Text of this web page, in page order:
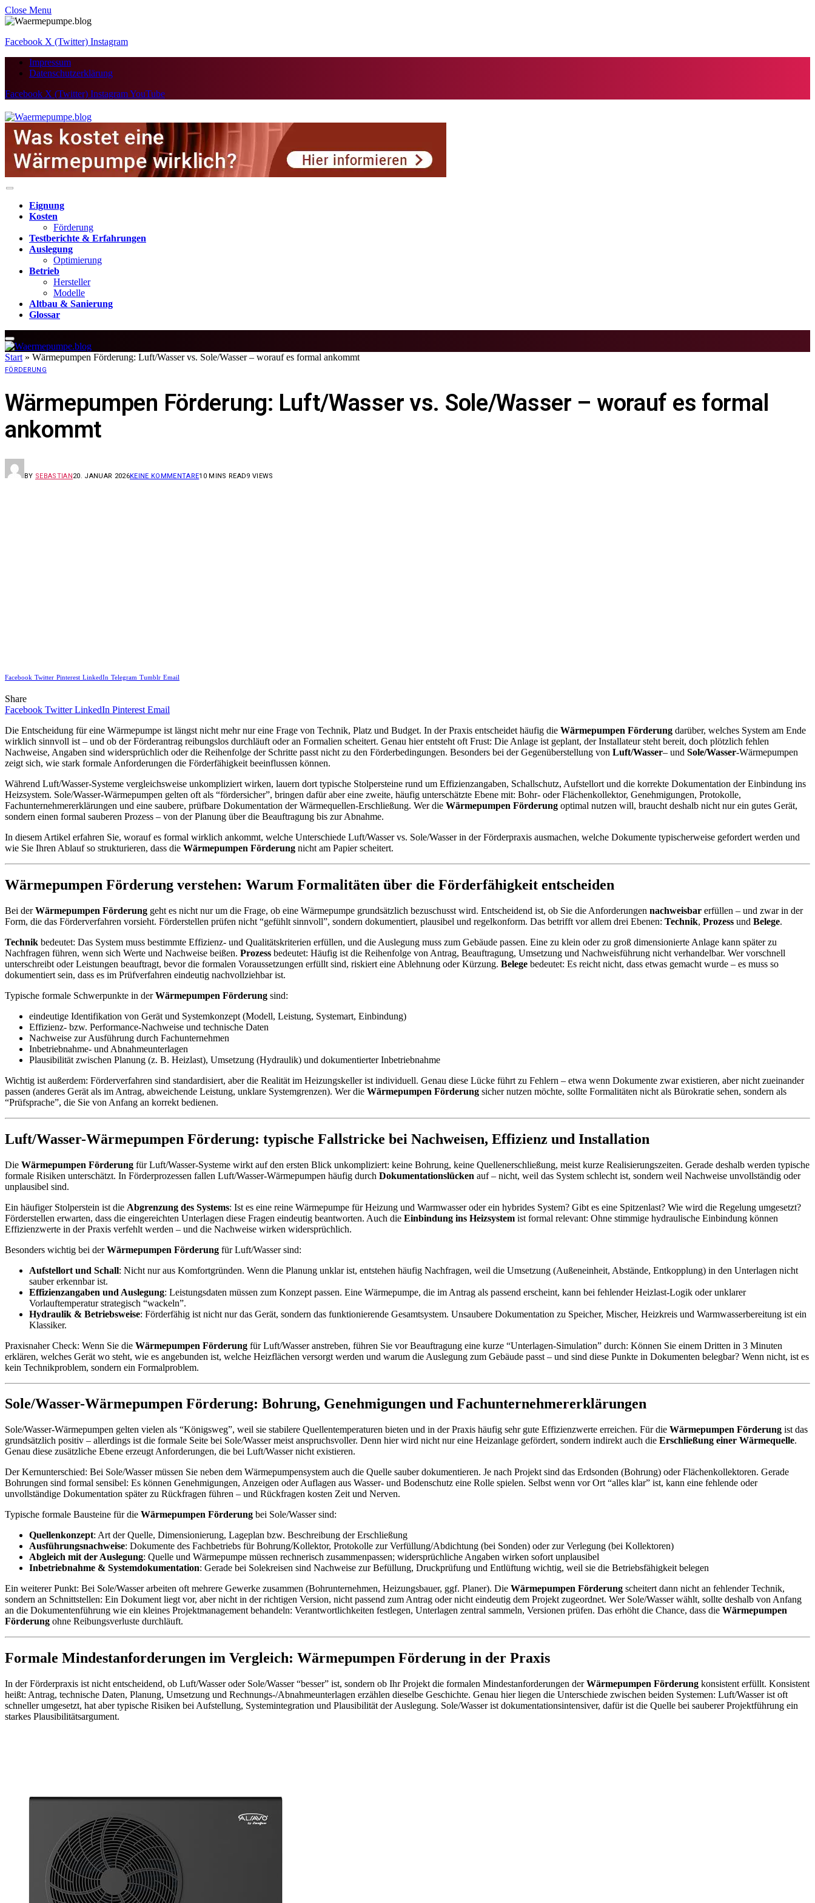
Close Menu
Facebook X (Twitter) Instagram
Impressum
Datenschutzerklärung
Facebook X (Twitter) InstagramYouTube
Eignung
Kosten
Förderung
Testberichte & Erfahrungen
Auslegung
Optimierung
Betrieb
Hersteller
Modelle
Altbau & Sanierung
Glossar
Start » Wärmepumpen Förderung: Luft/Wasser vs. Sole/Wasser – worauf es formal ankommt
FÖRDERUNG
Wärmepumpen Förderung: Luft/Wasser vs. Sole/Wasser – worauf es formal
ankommt
BY SEBASTIAN20. JANUAR 2026KEINE KOMMENTARE10 MINS READ9 VIEWS
Facebook Twitter Pinterest LinkedIn Telegram Tumblr Email
Share
Facebook Twitter LinkedIn Pinterest Email
Die Entscheidung für eine Wärmepumpe ist längst nicht mehr nur eine Frage von Technik, Platz und Budget. In der Praxis entscheidet häufig die Wärmepumpen Förderung darüber, welches System am Ende
wirklich sinnvoll ist – und ob der Förderantrag reibungslos durchläuft oder an Formalien scheitert. Genau hier entsteht oft Frust: Die Anlage ist geplant, der Installateur steht bereit, doch plötzlich fehlen
Nachweise, Angaben sind widersprüchlich oder die Reihenfolge der Schritte passt nicht zu den Förderbedingungen. Besonders bei der Gegenüberstellung von Luft/Wasser– und Sole/Wasser-Wärmepumpen
zeigt sich, wie stark formale Anforderungen die Förderfähigkeit beeinflussen können.
Während Luft/Wasser-Systeme vergleichsweise unkompliziert wirken, lauern dort typische Stolpersteine rund um Effizienzangaben, Schallschutz, Aufstellort und die korrekte Dokumentation der Einbindung ins
Heizsystem. Sole/Wasser-Wärmepumpen gelten oft als “fördersicher”, bringen dafür aber eine zweite, häufig unterschätzte Ebene mit: Bohr- oder Flächenkollektor, Genehmigungen, Protokolle,
Fachunternehmererklärungen und eine saubere, prüfbare Dokumentation der Wärmequellen-Erschließung. Wer die Wärmepumpen Förderung optimal nutzen will, braucht deshalb nicht nur ein gutes Gerät,
sondern einen formal sauberen Prozess – von der Planung über die Beauftragung bis zur Abnahme.
In diesem Artikel erfahren Sie, worauf es formal wirklich ankommt, welche Unterschiede Luft/Wasser vs. Sole/Wasser in der Förderpraxis ausmachen, welche Dokumente typischerweise gefordert werden und
wie Sie Ihren Ablauf so strukturieren, dass die Wärmepumpen Förderung nicht am Papier scheitert.
Wärmepumpen Förderung verstehen: Warum Formalitäten über die Förderfähigkeit entscheiden
Bei derWärmepumpen Förderung geht es nicht nur um die Frage, ob eine Wärmepumpe grundsätzlich bezuschusst wird. Entscheidend ist, ob Sie die Anforderungen nachweisbar erfüllen – und zwar in der
Form, die das Förderverfahren vorsieht. Förderstellen prüfen nicht “gefühlt sinnvoll”, sondern dokumentiert, plausibel und regelkonform. Das betrifft vor allem drei Ebenen: Technik, Prozess und Belege.
Technik bedeutet: Das System muss bestimmte Effizienz- und Qualitätskriterien erfüllen, und die Auslegung muss zum Gebäude passen. Eine zu klein oder zu groß dimensionierte Anlage kann später zu
Nachfragen führen, wenn sich Werte und Nachweise beißen. Prozess bedeutet: Häufig ist die Reihenfolge von Antrag, Beauftragung, Umsetzung und Nachweisführung nicht verhandelbar. Wer vorschnell
unterschreibt oder Leistungen beauftragt, bevor die formalen Voraussetzungen erfüllt sind, riskiert eine Ablehnung oder Kürzung. Belege bedeutet: Es reicht nicht, dass etwas gemacht wurde – es muss so
dokumentiert sein, dass es im Prüfverfahren eindeutig nachvollziehbar ist.
Typische formale Schwerpunkte in derWärmepumpen Förderung sind:
eindeutige Identifikation von Gerät und Systemkonzept (Modell, Leistung, Systemart, Einbindung)
Effizienz- bzw. Performance-Nachweise und technische Daten
Nachweise zur Ausführung durch Fachunternehmen
Inbetriebnahme- und Abnahmeunterlagen
Plausibilität zwischen Planung (z. B. Heizlast), Umsetzung (Hydraulik) und dokumentierter Inbetriebnahme
Wichtig ist außerdem: Förderverfahren sind standardisiert, aber die Realität im Heizungskeller ist individuell. Genau diese Lücke führt zu Fehlern – etwa wenn Dokumente zwar existieren, aber nicht zueinander
passen (anderes Gerät als im Antrag, abweichende Leistung, unklare Systemgrenzen). Wer die Wärmepumpen Förderung sicher nutzen möchte, sollte Formalitäten nicht als Bürokratie sehen, sondern als
“Prüfsprache”, die Sie von Anfang an korrekt bedienen.
Luft/Wasser-Wärmepumpen Förderung: typische Fallstricke bei Nachweisen, Effizienz und Installation
Die Wärmepumpen Förderung für Luft/Wasser-Systeme wirkt auf den ersten Blick unkompliziert: keine Bohrung, keine Quellenerschließung, meist kurze Realisierungszeiten. Gerade deshalb werden typische
formale Risiken unterschätzt. In Förderprozessen fallen Luft/Wasser-Wärmepumpen häufig durch Dokumentationslücken auf – nicht, weil das System schlecht ist, sondern weil Nachweise unvollständig oder
unplausibel sind.
Ein häufiger Stolperstein ist die Abgrenzung des Systems: Ist es eine reine Wärmepumpe für Heizung und Warmwasser oder ein hybrides System? Gibt es eine Spitzenlast? Wie wird die Regelung umgesetzt?
Förderstellen erwarten, dass die eingereichten Unterlagen diese Fragen eindeutig beantworten. Auch die Einbindung ins Heizsystem ist formal relevant: Ohne stimmige hydraulische Einbindung können
Effizienzwerte in der Praxis verfehlt werden – und die Nachweise wirken widersprüchlich.
Besonders wichtig bei derWärmepumpen Förderung für Luft/Wasser sind:
Aufstellort und Schall: Nicht nur aus Komfortgründen. Wenn die Planung unklar ist, entstehen häufig Nachfragen, weil die Umsetzung (Außeneinheit, Abstände, Entkopplung) in den Unterlagen nicht
sauber erkennbar ist.
Effizienzangaben und Auslegung: Leistungsdaten müssen zum Konzept passen. Eine Wärmepumpe, die im Antrag als passend erscheint, kann bei fehlender Heizlast-Logik oder unklarer
Vorlauftemperatur strategisch “wackeln”.
Hydraulik & Betriebsweise: Förderfähig ist nicht nur das Gerät, sondern das funktionierende Gesamtsystem. Unsaubere Dokumentation zu Speicher, Mischer, Heizkreis und Warmwasserbereitung ist ein
Klassiker.
Praxisnaher Check: Wenn Sie die Wärmepumpen Förderung für Luft/Wasser anstreben, führen Sie vor Beauftragung eine kurze “Unterlagen-Simulation” durch: Können Sie einem Dritten in 3 Minuten
erklären, welches Gerät wo steht, wie es angebunden ist, welche Heizflächen versorgt werden und warum die Auslegung zum Gebäude passt – und sind diese Punkte in Dokumenten belegbar? Wenn nicht, ist es
kein Technikproblem, sondern ein Formalproblem.
Sole/Wasser-Wärmepumpen Förderung: Bohrung, Genehmigungen und Fachunternehmererklärungen
Sole/Wasser-Wärmepumpen gelten vielen als “Königsweg”, weil sie stabilere Quellentemperaturen bieten und in der Praxis häufig sehr gute Effizienzwerte erreichen. Für die Wärmepumpen Förderung ist das
grundsätzlich positiv – allerdings ist die formale Seite bei Sole/Wasser meist anspruchsvoller. Denn hier wird nicht nur eine Heizanlage gefördert, sondern indirekt auch die Erschließung einer Wärmequelle.
Genau diese zusätzliche Ebene erzeugt Anforderungen, die bei Luft/Wasser nicht existieren.
Der Kernunterschied: Bei Sole/Wasser müssen Sie neben dem Wärmepumpensystem auch die Quelle sauber dokumentieren. Je nach Projekt sind das Erdsonden (Bohrung) oder Flächenkollektoren. Gerade
Bohrungen sind formal sensibel: Es können Genehmigungen, Anzeigen oder Auflagen aus Wasser- und Bodenschutz eine Rolle spielen. Selbst wenn vor Ort “alles klar” ist, kann eine fehlende oder
unvollständige Dokumentation später zu Rückfragen führen – und Rückfragen kosten Zeit und Nerven.
Typische formale Bausteine für die Wärmepumpen Förderung bei Sole/Wasser sind:
Quellenkonzept: Art der Quelle, Dimensionierung, Lageplan bzw. Beschreibung der Erschließung
Ausführungsnachweise: Dokumente des Fachbetriebs für Bohrung/Kollektor, Protokolle zur Verfüllung/Abdichtung (bei Sonden) oder zur Verlegung (bei Kollektoren)
Abgleich mit der Auslegung: Quelle und Wärmepumpe müssen rechnerisch zusammenpassen; widersprüchliche Angaben wirken sofort unplausibel
Inbetriebnahme & Systemdokumentation: Gerade bei Solekreisen sind Nachweise zur Befüllung, Druckprüfung und Entlüftung wichtig, weil sie die Betriebsfähigkeit belegen
Ein weiterer Punkt: Bei Sole/Wasser arbeiten oft mehrere Gewerke zusammen (Bohrunternehmen, Heizungsbauer, ggf. Planer). Die Wärmepumpen Förderung scheitert dann nicht an fehlender Technik,
sondern an Schnittstellen: Ein Dokument liegt vor, aber nicht in der richtigen Version, nicht passend zum Antrag oder nicht eindeutig dem Projekt zugeordnet. Wer Sole/Wasser wählt, sollte deshalb von Anfang
an die Dokumentenführung wie ein kleines Projektmanagement behandeln: Verantwortlichkeiten festlegen, Unterlagen zentral sammeln, Versionen prüfen. Das erhöht die Chance, dass die Wärmepumpen
Förderung ohne Reibungsverluste durchläuft.
Formale Mindestanforderungen im Vergleich: Wärmepumpen Förderung in der Praxis
In der Förderpraxis ist nicht entscheidend, ob Luft/Wasser oder Sole/Wasser “besser” ist, sondern ob Ihr Projekt die formalen Mindestanforderungen derWärmepumpen Förderung konsistent erfüllt. Konsistent
heißt: Antrag, technische Daten, Planung, Umsetzung und Rechnungs-/Abnahmeunterlagen erzählen dieselbe Geschichte. Genau hier liegen die Unterschiede zwischen beiden Systemen: Luft/Wasser ist oft
schneller umgesetzt, hat aber typische Risiken bei Aufstellung, Systemintegration und Plausibilität der Auslegung. Sole/Wasser ist dokumentationsintensiver, dafür ist die Quelle bei sauberer Projektführung ein
starkes Plausibilitätsargument.